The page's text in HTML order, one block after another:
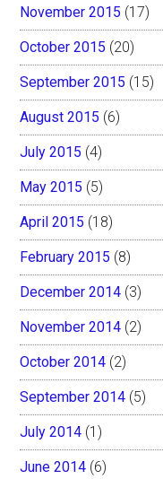
November 2015 (17)
October 2015 (20)
September 2015 (15)
August 2015 (6)
July 2015 (4)
May 2015 (5)
April 2015 (18)
February 2015 (8)
December 2014 (3)
November 2014 (2)
October 2014 (2)
September 2014 (5)
July 2014 (1)
June 2014 (6)